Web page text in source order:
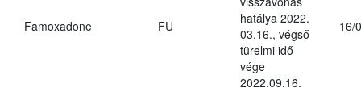
Famoxadone FU
hatálya 2022.
03.16., végső
türelmi idő
vége
2022.09.16.
16/